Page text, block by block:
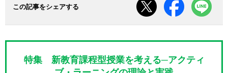
この記事をシェアする
特集 新教育課程型授業を考える─アクティ